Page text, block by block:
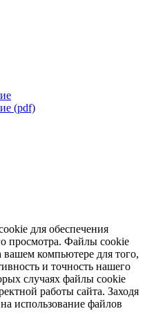
(pdf)
для обеспечения
просмотра. Файлы cookie
компьютере для того,
и точность нашего
случаях файлы cookie
работы сайта. Заходя
использование файлов